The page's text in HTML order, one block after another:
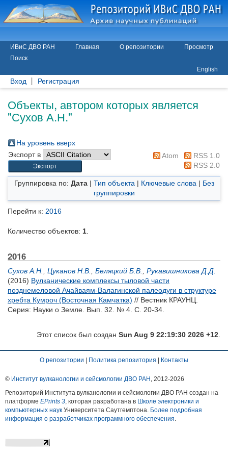
ИВиС ДВО РАН Главная О репозитории
Просмотр
Поиск
English
Вход Регистрация
Объекты, автором которых является
"Сухов А.Н."
На уровень вверх
Экспорт в
Atom
RSS 1.0
RSS 2.0
Группировка по: Дата| Тип объекта | Ключевые слова | Без
группировки
Перейти к: 2016
Количество объектов: 1
2016
Сухов А.Н. Цуканов Н.В. Беляцкий Б.В.
Рукавишникова Д.Д.
(2016) Вулканические комплексы тыловой части
позднемеловой Ачайваям-Валагинской палеодуги в структуре
хребта Кумроч (Восточная Камчатка) // Вестник КРАУНЦ.
Серия: Науки о Земле. Вып. 32. № 4. С. 20-34.
Этот список был создан Sun Aug 9 22:19:30 2026 +12
О репозитории Политика репозитория Контакты
© Институт вулканологии и сейсмологии ДВО РАН , 2012-2026
Репозиторий Института вулканологии и сейсмологии ДВО РАН создан на
платформе EPrints 3, которая разработана в Школе электроники и
компьютерных наук Университета Саутгемптона. Более подробная
информация о разработчиках программного обеспечения.